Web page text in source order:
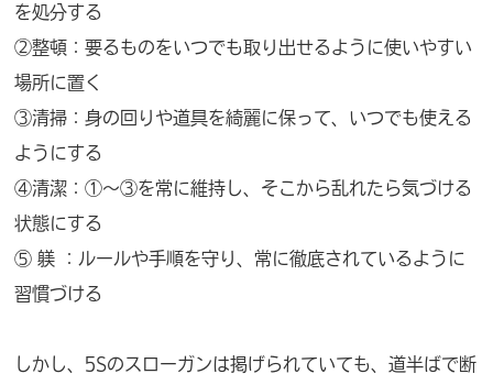
を処分する
②整頓：要るものをいつでも取り出せるように使いやすい
場所に置く
③清掃：身の回りや道具を綺麗に保って、いつでも使える
ようにする
④清潔：①～③を常に維持し、そこから乱れたら気づける
状態にする
⑤ 躾 ：ルールや手順を守り、常に徹底されているように
習慣づける
しかし、5Sのスローガンは掲げられていても、道半ばで断